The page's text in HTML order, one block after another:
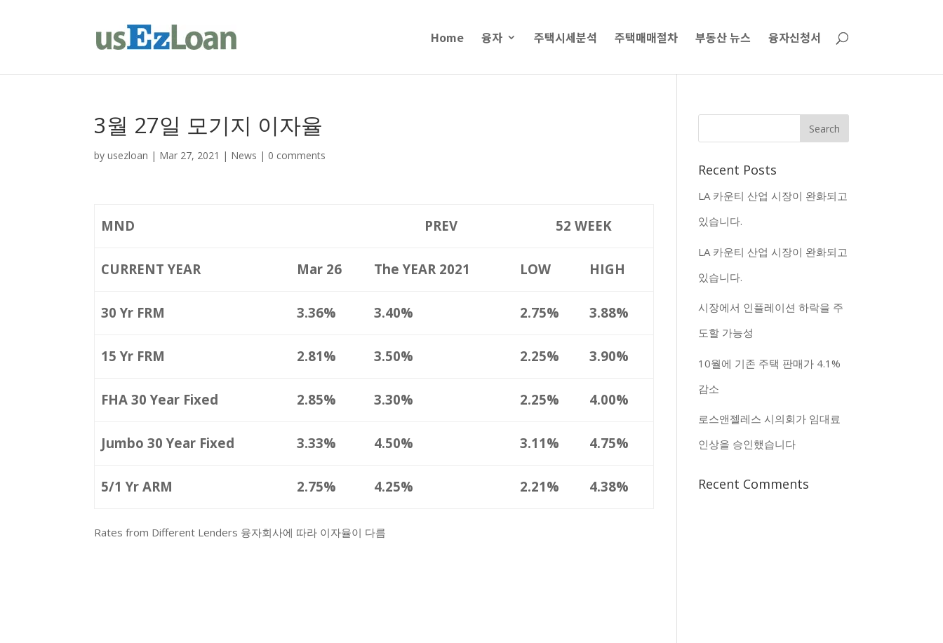
Home 융자 주택시세분석 주택매매절차 부동산 뉴스 융자신청서
3월 27일 모기지 이자율
byusezloan | Mar 27, 2021 | News | 0 comments
MND PREV 52 WEEK
CURRENT YEAR Mar 26 The YEAR 2021 LOW HIGH
30 Yr FRM 3.36% 3.40% 2.75% 3.88%
15 Yr FRM 2.81% 3.50% 2.25% 3.90%
FHA 30 Year Fixed 2.85% 3.30% 2.25% 4.00%
Jumbo 30 Year Fixed 3.33% 4.50% 3.11% 4.75%
5/1 Yr ARM 2.75% 4.25% 2.21% 4.38%
Rates from Different Lenders 융자회사에 따라 이자율이 다름
Recent Posts
LA 카운티 산업 시장이 완화되고
있습니다.
LA 카운티 산업 시장이 완화되고
있습니다.
시장에서 인플레이션 하락을 주
도할 가능성
10월에 기존 주택 판매가 4.1%
감소
로스앤젤레스 시의회가 임대료
인상을 승인했습니다
Recent Comments